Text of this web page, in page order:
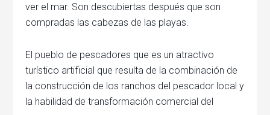
ver el mar. Son descubiertas después que son
compradas las cabezas de las playas.
El pueblo de pescadores que es un atractivo
turístico artificial que resulta de la combinación de
la construcción de los ranchos del pescador local y
la habilidad de transformación comercial del